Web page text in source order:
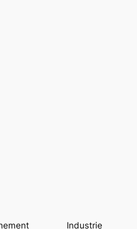
Industrie